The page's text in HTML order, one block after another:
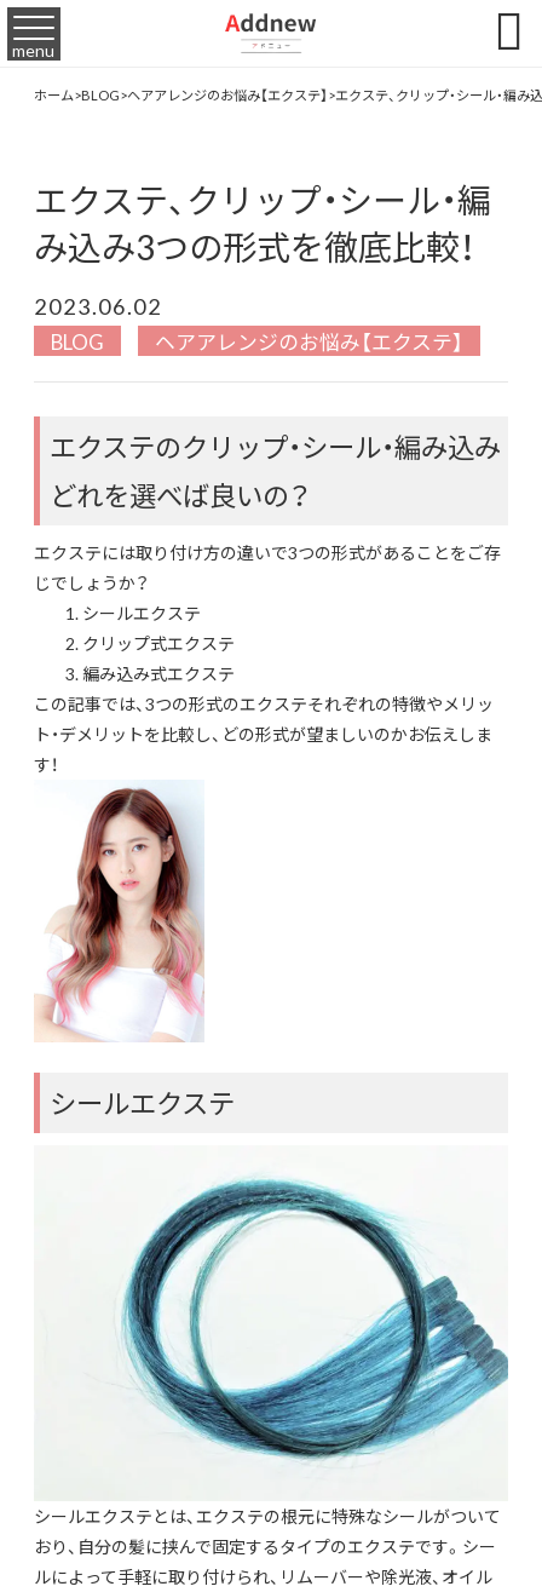
menu 
ホーム>BLOG>ヘアアレンジのお悩み【エクステ】>エクステ、クリップ・シール・編み
エクステ、クリップ・シール・編
み込み3つの形式を徹底比較！
2023.06.02
BLOG ヘアアレンジのお悩み【エクステ】
エクステのクリップ・シール・編み込み
どれを選べば良いの？
エクステには取り付け方の違いで3つの形式があることをご存
じでしょうか？
シールエクステ
クリップ式エクステ
編み込み式エクステ
この記事では、3つの形式のエクステそれぞれの特徴やメリッ
ト・デメリットを比較し、どの形式が望ましいのかお伝えしま
す！
シールエクステ
シールエクステとは、エクステの根元に特殊なシールがついて
おり、自分の髪に挟んで固定するタイプのエクステです。シー
ルによって手軽に取り付けられ、リムーバーや除光液、オイル